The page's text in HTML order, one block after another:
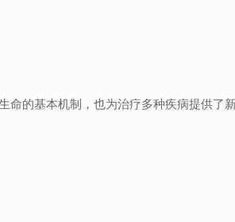
的基本机制，也为治疗多种疾病提供了新